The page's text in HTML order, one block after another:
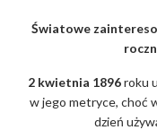
Światowe
2 kwietnia 1896roku
w jego metryce, choć
dzień